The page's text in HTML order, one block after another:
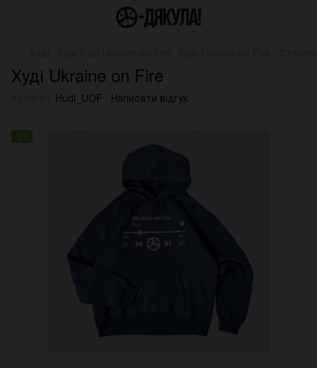
Худі Ukraine on Fire
Hudi_UOF Написати відгук
ХІТ